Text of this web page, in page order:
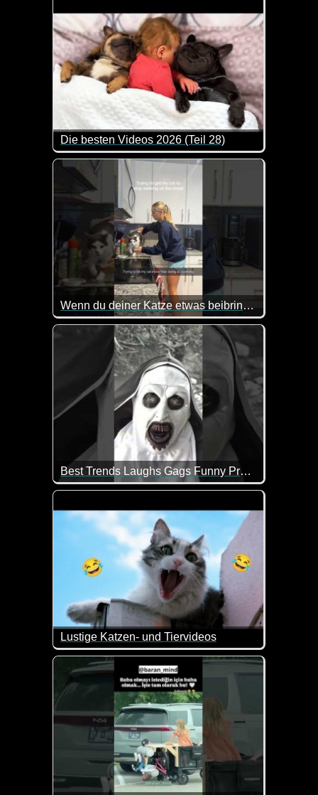
Die besten Videos 2026 (Teil 28)
Eine tolle Zusammenstellung von lustigen
Wenn du deiner Katze etwas beibringen willst
Best Trends Laughs Gags Funny Prank fai
Ist immer wieder nett, wenn Leute erschreckt
Lustige Katzen- und Tiervideos
Ein weiterer Teil dieser lustigen Videos mit